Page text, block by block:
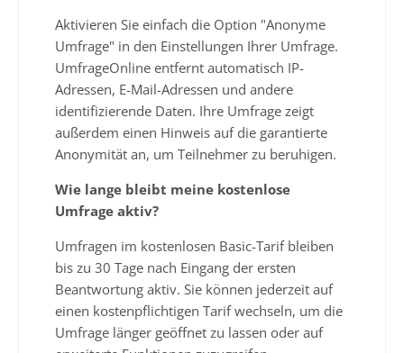
Aktivieren Sie einfach die Option "Anonyme
Umfrage" in den Einstellungen Ihrer Umfrage.
UmfrageOnline entfernt automatisch IP-
Adressen, E-Mail-Adressen und andere
identifizierende Daten. Ihre Umfrage zeigt
außerdem einen Hinweis auf die garantierte
Anonymität an, um Teilnehmer zu beruhigen.
Wie lange bleibt meine kostenlose
Umfrage aktiv?
Umfragen im kostenlosen Basic-Tarif bleiben
bis zu 30 Tage nach Eingang der ersten
Beantwortung aktiv. Sie können jederzeit auf
einen kostenpflichtigen Tarif wechseln, um die
Umfrage länger geöffnet zu lassen oder auf